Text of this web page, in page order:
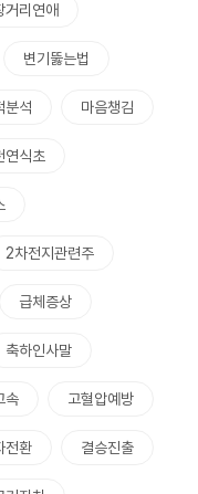
거리연애
변기뚫는법
분석 마음챙김
연식초
2차전지관련주
급체증상
축하인사말
속 고혈압예방
전환 결승진출